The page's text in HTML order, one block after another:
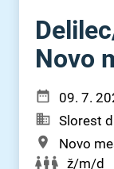
Novo
09. 7.
Slorest
Novo
ž/m/d